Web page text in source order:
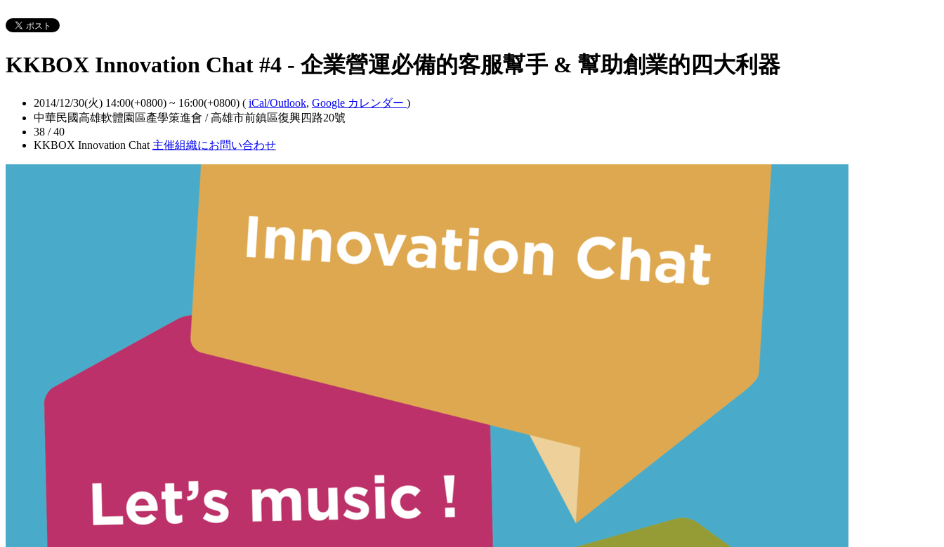
KKBOX Innovation Chat #4 - 企業營運必備的客服幫手 & 幫助創業的四大利器
2014/12/30(火) 14:00(+0800) ~ 16:00(+0800) ( iCal/Outlook, Google カレンダー )
中華民國高雄軟體園區產學策進會 / 高雄市前鎮區復興四路20號
38 / 40
KKBOX Innovation Chat 主催組織にお問い合わせ